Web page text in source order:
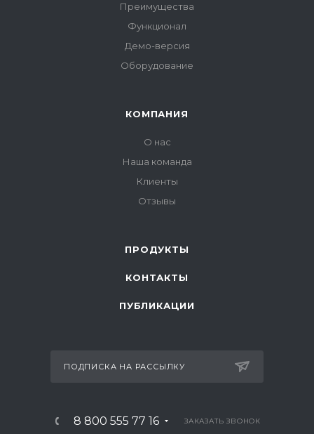
Преимущества
Функционал
Демо-версия
Оборудование
КОМПАНИЯ
О нас
Наша команда
Клиенты
Отзывы
ПРОДУКТЫ
КОНТАКТЫ
ПУБЛИКАЦИИ
ПОДПИСКА НА РАССЫЛКУ
8 800 555 77 16 ЗАКАЗАТЬ ЗВОНОК